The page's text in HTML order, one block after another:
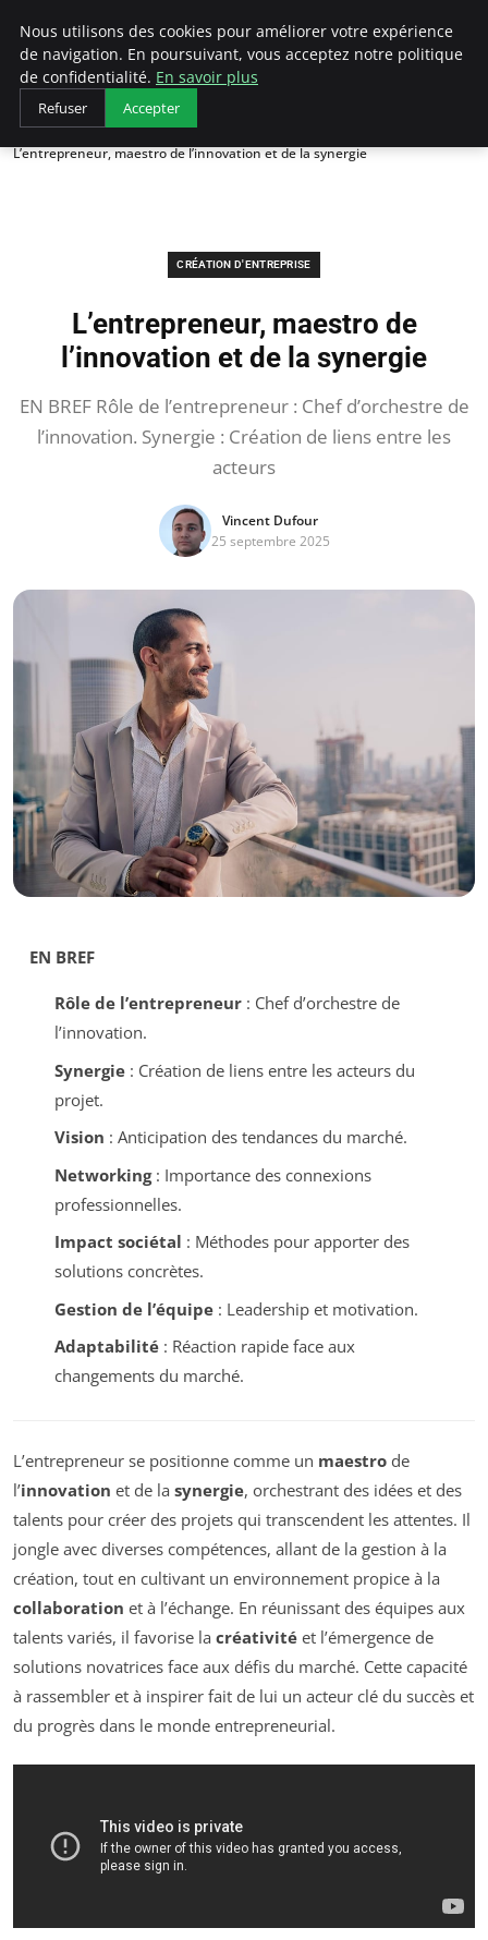
LECFCM
Accueil
Création d'entreprise
L’entrepreneur, maestro de l’innovation et de la synergie
CRÉATION D'ENTREPRISE
L’entrepreneur, maestro de
l’innovation et de la synergie
EN BREF Rôle de l’entrepreneur : Chef d’orchestre de
l’innovation. Synergie : Création de liens entre les
acteurs
Vincent Dufour
25 septembre 2025
EN BREF
Rôle de l’entrepreneur: Chef d’orchestre de
l’innovation.
Synergie: Création de liens entre les acteurs du
projet.
Vision : Anticipation des tendances du marché.
Networking: Importance des connexions
professionnelles.
Impact sociétal : Méthodes pour apporter des
solutions concrètes.
Gestion de l’équipe: Leadership et motivation.
Adaptabilité: Réaction rapide face aux
changements du marché.
L’entrepreneur se positionne comme un maestro de
l’innovation et de la synergie, orchestrant des idées et des
talents pour créer des projets qui transcendent les attentes. Il
jongle avec diverses compétences, allant de la gestion à la
création, tout en cultivant un environnement propice à la
collaboration et à l’échange. En réunissant des équipes aux
talents variés, il favorise la créativité et l’émergence de
solutions novatrices face aux défis du marché. Cette capacité
à rassembler et à inspirer fait de lui un acteur clé du succès et
du progrès dans le monde entrepreneurial.
Nous utilisons des cookies pour améliorer votre expérience
de navigation. En poursuivant, vous acceptez notre politique
de confidentialité. En savoir plus
Refuser Accepter